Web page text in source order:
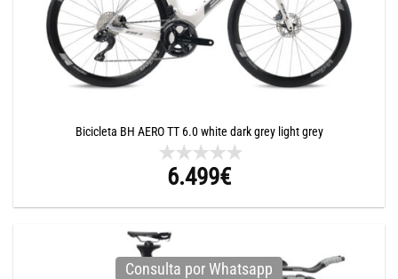
Bicicleta BH AERO TT 6.0 white dark grey light grey
6.499€
Consulta por Whatsapp